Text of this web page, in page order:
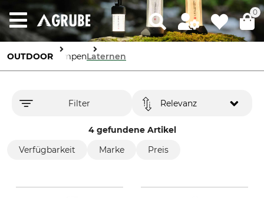
0
OUTDOOR LampenLaternen
Filter
4 gefundene Artikel
Relevanz
Verfügbarkeit Marke Preis